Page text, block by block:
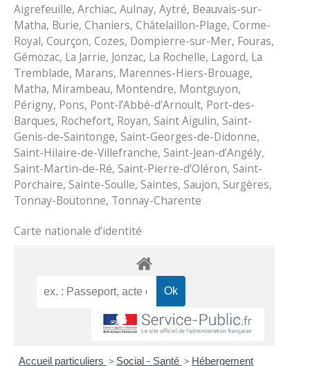
Aigrefeuille, Archiac, Aulnay, Aytré, Beauvais-sur-
Matha, Burie, Chaniers, Châtelaillon-Plage, Corme-
Royal, Courçon, Cozes, Dompierre-sur-Mer, Fouras,
Gémozac, La Jarrie, Jonzac, La Rochelle, Lagord, La
Tremblade, Marans, Marennes-Hiers-Brouage,
Matha, Mirambeau, Montendre, Montguyon,
Périgny, Pons, Pont-l’Abbé-d’Arnoult, Port-des-
Barques, Rochefort, Royan, Saint Aigulin, Saint-
Genis-de-Saintonge, Saint-Georges-de-Didonne,
Saint-Hilaire-de-Villefranche, Saint-Jean-d’Angély,
Saint-Martin-de-Ré, Saint-Pierre-d’Oléron, Saint-
Porchaire, Sainte-Soulle, Saintes, Saujon, Surgères,
Tonnay-Boutonne, Tonnay-Charente
Carte nationale d’identité
Accueil particuliers > Social - Santé > Hébergement